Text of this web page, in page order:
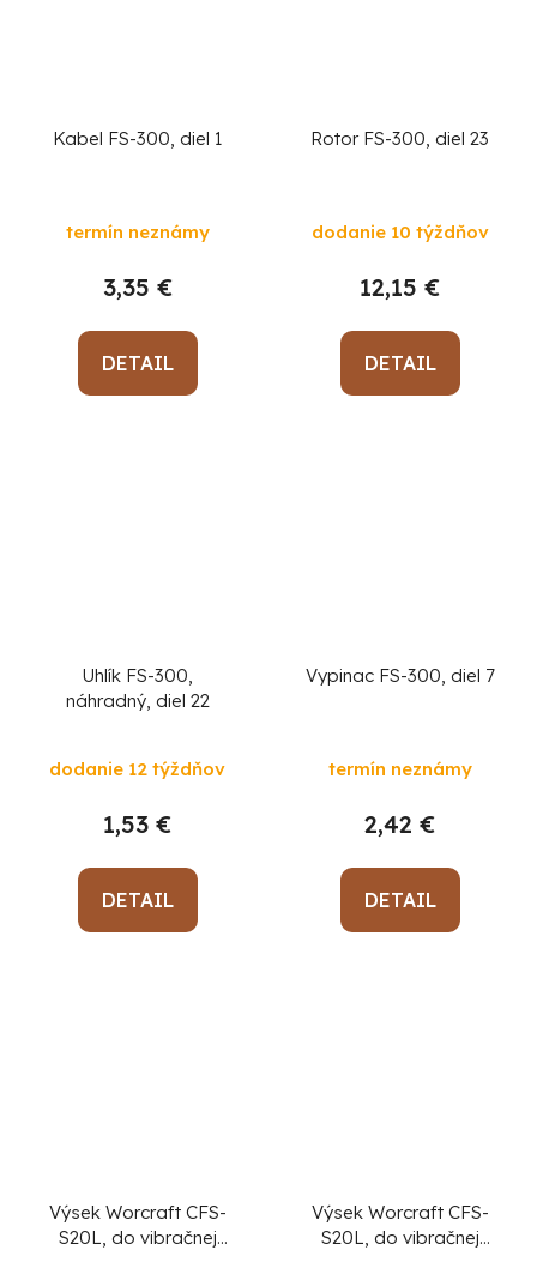
Kabel FS-300, diel 1
termín neznámy
3,35 €
DETAIL
Rotor FS-300, diel 23
dodanie 10 týždňov
12,15 €
DETAIL
Uhlík FS-300,
náhradný, diel 22
dodanie 12 týždňov
1,53 €
DETAIL
Vypinac FS-300, diel 7
termín neznámy
2,42 €
DETAIL
Výsek Worcraft CFS-
S20L, do vibračnej
Výsek Worcraft CFS-
S20L, do vibračnej